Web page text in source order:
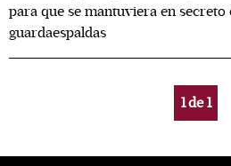
para que se mantuviera en
guardaespaldas
1de1